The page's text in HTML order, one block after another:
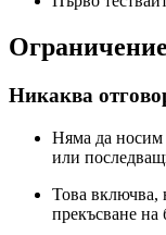
Никаква
Няма да носим
или
Това включва,
прекъсване на